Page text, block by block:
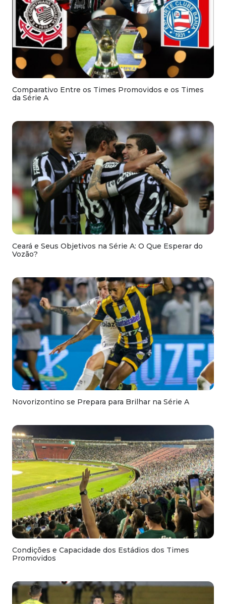
Comparativo Entre os Times Promovidos e os Times
da Série A
Ceará e Seus Objetivos na Série A: O Que Esperar do
Vozão?
Novorizontino se Prepara para Brilhar na Série A
Condições e Capacidade dos Estádios dos Times
Promovidos